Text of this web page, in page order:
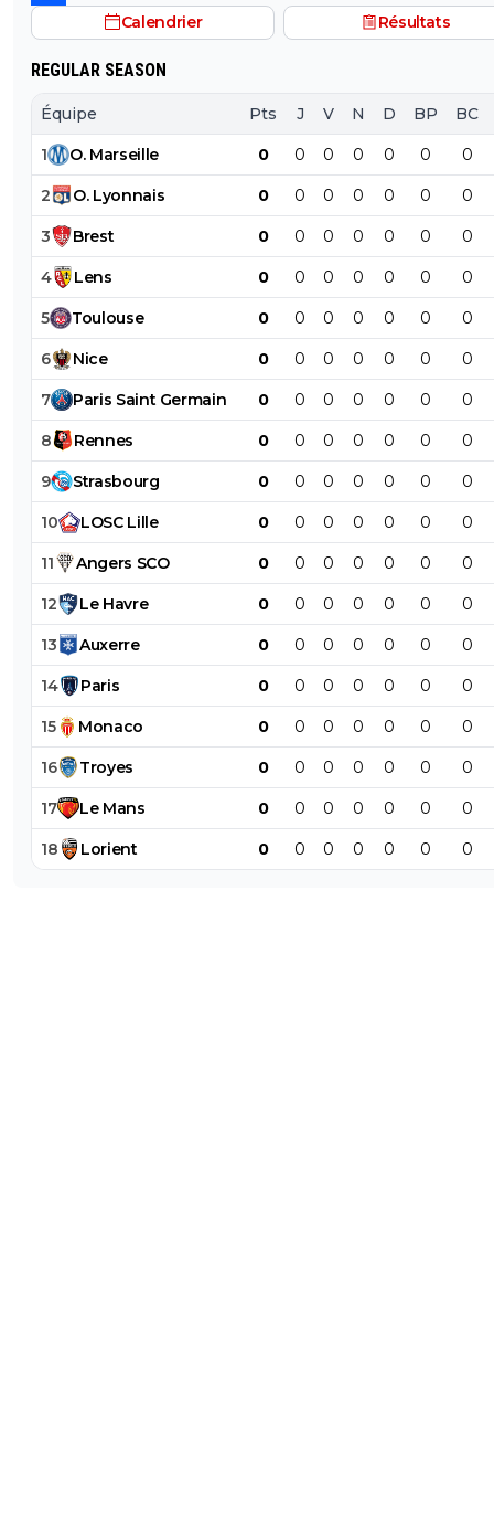
Calendrier Résultats
REGULAR SEASON
Équipe Pts J V N D BP BC
1 O. Marseille 0 0 0 0 0 0 0
2 O. Lyonnais 0 0 0 0 0 0 0
3 Brest 0 0 0 0 0 0 0
4 Lens 0 0 0 0 0 0 0
5 Toulouse 0 0 0 0 0 0 0
6 Nice 0 0 0 0 0 0 0
7 Paris Saint Germain 0 0 0 0 0 0 0
8 Rennes 0 0 0 0 0 0 0
9 Strasbourg 0 0 0 0 0 0 0
10 LOSC Lille 0 0 0 0 0 0 0
11 Angers SCO 0 0 0 0 0 0 0
12 Le Havre 0 0 0 0 0 0 0
13 Auxerre 0 0 0 0 0 0 0
14 Paris 0 0 0 0 0 0 0
15 Monaco 0 0 0 0 0 0 0
16 Troyes 0 0 0 0 0 0 0
17 Le Mans 0 0 0 0 0 0 0
18 Lorient 0 0 0 0 0 0 0